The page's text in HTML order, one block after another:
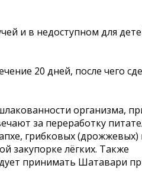
и в недоступном для
20 дней, после чего
организма,
за переработку
грибковых (дрожжевых)
закупорке лёгких. Также
принимать Шатавари